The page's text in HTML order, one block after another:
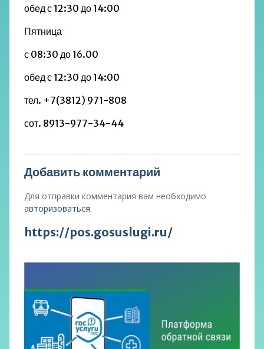
обед с 12:30 до 14:00
Пятница
с 08:30 до 16.00
обед с 12:30 до 14:00
тел. +7(3812) 971-808
сот. 8913-977-34-44
Добавить комментарий
Для отправки комментария вам необходимо
авторизоваться.
https://pos.gosuslugi.ru/